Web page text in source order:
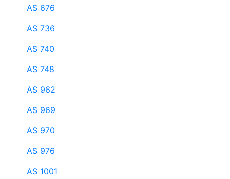
AS 676
AS 736
AS 740
AS 748
AS 962
AS 969
AS 970
AS 976
AS 1001